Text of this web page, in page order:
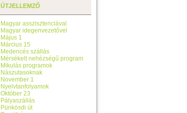
ÚTJELLEMZŐ
Magyar asszisztenciával
Magyar idegenvezetővel
Május 1
Március 15
Medencés szállás
Mérsékelt nehézségű program
Mikulás programok
Nászutasoknak
November 1
Nyelvtanfolyamok
Október 23
Pályaszállás
Pünkösdi út